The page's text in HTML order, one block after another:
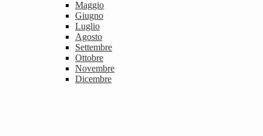
Maggio
Giugno
Luglio
Agosto
Settembre
Ottobre
Novembre
Dicembre